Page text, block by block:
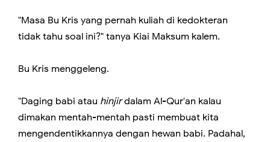
"Masa Bu Kris yang pernah kuliah di kedokteran
tidak tahu soal ini?" tanya Kiai Maksum kalem.
Bu Kris menggeleng.
"Daging babi atau hinjirdalam Al-Qur'an kalau
dimakan mentah-mentah pasti membuat kita
mengendentikkannya dengan hewan babi. Padahal,